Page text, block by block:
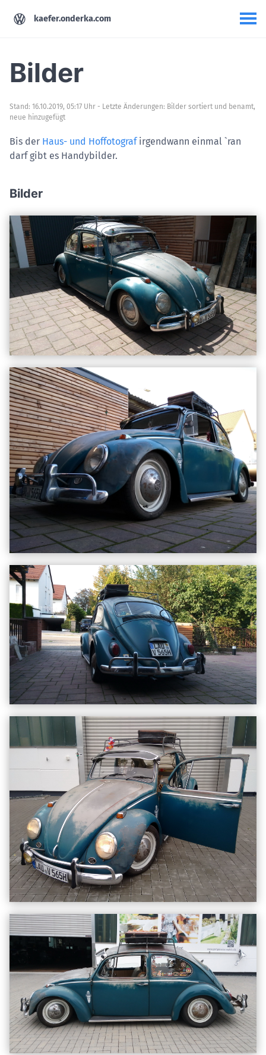
kaefer.onderka.com
Bilder
Stand: 16.10.2019, 05:17 Uhr - Letzte Änderungen: Bilder sortiert und benamt,
neue hinzugefügt
Bis der Haus- und Hoffotografirgendwann einmal `ran
darf gibt es Handybilder.
Bilder